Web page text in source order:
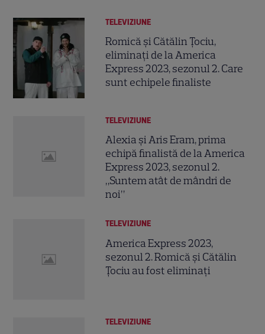
TELEVIZIUNE
Romică și Cătălin Țociu,
eliminați de la America
Express 2023, sezonul 2. Care
sunt echipele finaliste
TELEVIZIUNE
Alexia și Aris Eram, prima
echipă finalistă de la America
Express 2023, sezonul 2.
„Suntem atât de mândri de
noi”
TELEVIZIUNE
America Express 2023,
sezonul 2. Romică și Cătălin
Țociu au fost eliminați
TELEVIZIUNE